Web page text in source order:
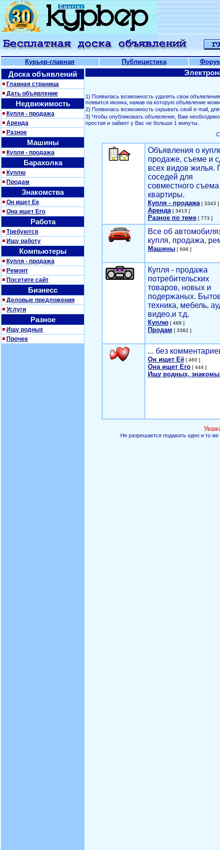
Курьер-главная Публицистика
Доска объявлений
Главная страница
Дать объявление
Недвижимость
Купля - продажа
Аренда
Разное
Машины
Купля - продажа
Барахолка
Куплю
Продам
Знакомства
Он ищет Ее
Она ищет Его
Работа
Требуются
Ищу работу
Компьютеры
Купля - продажа
Ремонт
Посетите сайт
Бизнесс
Деловые предложения
Услуги
Разное
Ищу родных
Прочее
1) Появилась возможность удалять свои
появится иконка, нажав на которую объявление
2) Появилась возможность скрывать свой е-mail,
3) Чтобы опубликовать объявление, Вам
простая и займет у Вас не больше 1 минуты.
Объявления о
продаже, съеме и
всех видов жилья.
соседей для
совместного съема
квартиры.
Купля - продажа[ 3343 ]
Аренда[ 3413 ]
Разное по теме[ 773 ]
Все об
купля, продажа,
Машины[ 698 ]
Купля - продажа
потребительских
товаров, новых и
подержаных.
техника, мебель,
видео,и т.д.
Куплю[ 468 ]
Продам [ 3382 ]
... без
Он ищет Её[ 460 ]
Она ищет Его[ 444 ]
Ищу родных,
Не разрешается подавать одно и то